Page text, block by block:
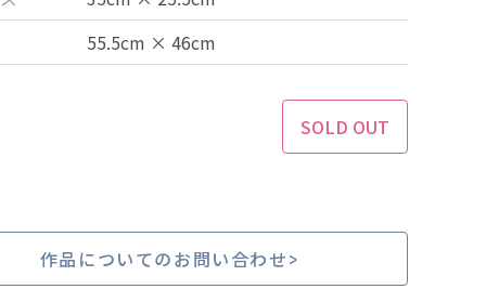
55.5cm × 46cm
SOLD OUT
作品についてのお問い合わせ